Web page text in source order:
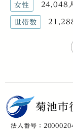
女性 24,048
世帯数
菊池市
法人番号：